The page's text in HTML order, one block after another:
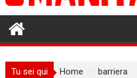
Tu sei qui Home barriera